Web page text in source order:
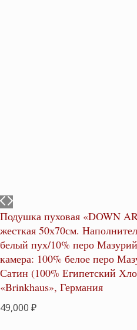
Подушка пуховая «DOWN
жесткая 50х70см.
белый пух/10% перо
камера: 100% белое перо
Сатин (100% Египетский
«Brinkhaus», Германия
49,000 ₽